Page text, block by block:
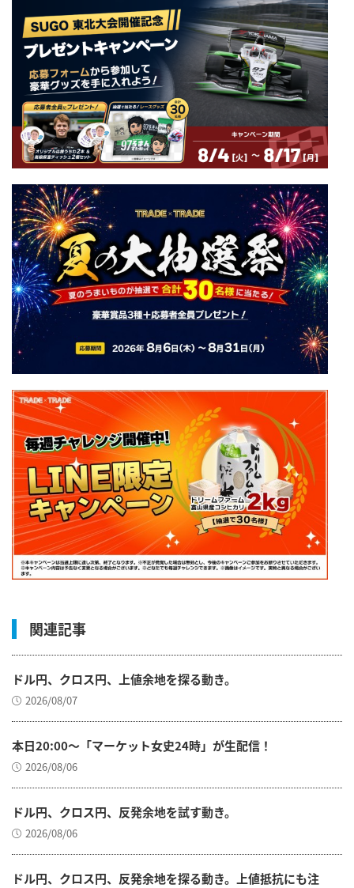
関連記事
ドル円、クロス円、上値余地を探る動き。
2026/08/07
本日20:00～「マーケット女史24時」が生配信！
2026/08/06
ドル円、クロス円、反発余地を試す動き。
2026/08/06
ドル円、クロス円、反発余地を探る動き。上値抵抗にも注